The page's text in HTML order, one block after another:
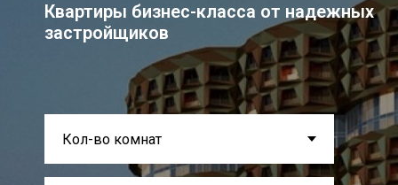
Квартиры бизнес-класса от надежных
застройщиков